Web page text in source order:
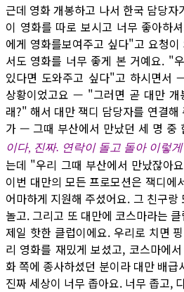
근데 영화 개봉하고 나서 한국 담당자
이 영화를 따로 보시고 너무 좋아하
에게 영화를보여주고 싶다"고 요청
서도 영화를 너무 좋게 본 거예요. "
있다면 도와주고 싶다"고 하시면서
상황이었고요 — "그러면 곧 대만 개
래?" 해서 대만 잭디 담당자를 연결
가 — 그때 부산에서 만났던 세 명 중
이다, 진짜. 연락이 돌고 돌아 이렇
는데 "우리 그때 부산에서 만났잖아
이번 대만의 모든 프로모션은 잭디에
어마하게 지원해 주셨어요. 그 친구랑
놀고. 그리고 또 대만에 코스마라는
제일 핫한 클럽이에요. 우리로 치면
리 영화를 재밌게 보셨고, 코스마에
화 쪽에 종사하셨던 분이라 대만 배
진짜 세상이 너무 좁아요. 너무 좁고,